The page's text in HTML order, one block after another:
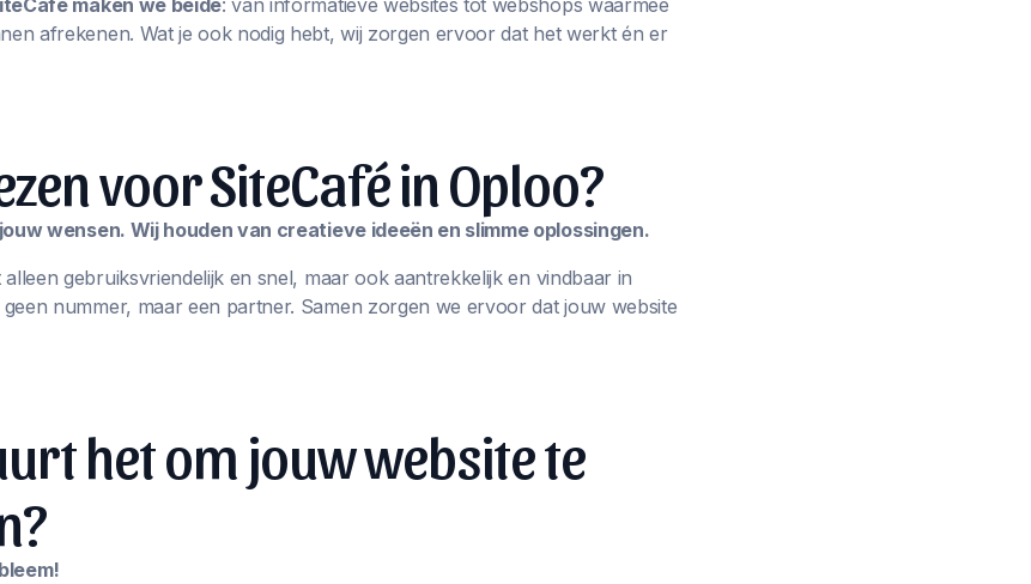
maken we beide: van informatieve websites tot webshops waarmee
afrekenen. Wat je ook nodig hebt, wij zorgen ervoor dat het werkt én er
voor SiteCafé in Oploo?
wensen. Wij houden van creatieve ideeën en slimme oplossingen.
gebruiksvriendelijk en snel, maar ook aantrekkelijk en vindbaar in
nummer, maar een partner. Samen zorgen we ervoor dat jouw website
het om jouw website te